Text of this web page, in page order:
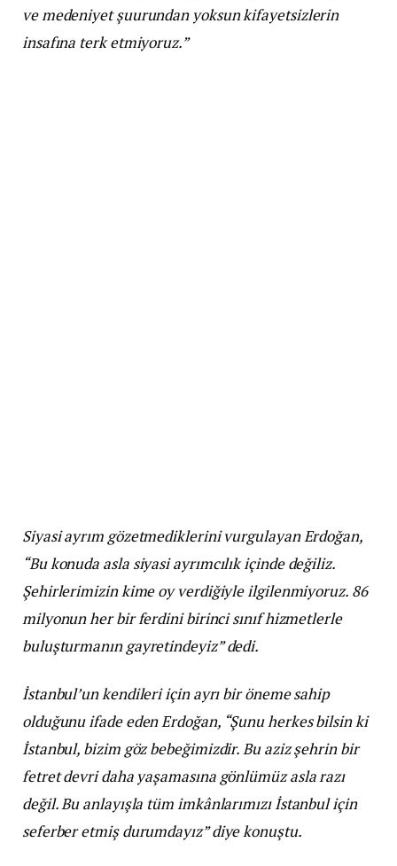
ve medeniyet şuurundan yoksun kifayetsizlerin
insafına terk etmiyoruz.”
Siyasi ayrım gözetmediklerini vurgulayan Erdoğan,
“Bu konuda asla siyasi ayrımcılık içinde değiliz.
Şehirlerimizin kime oy verdiğiyle ilgilenmiyoruz. 86
milyonun her bir ferdini birinci sınıf hizmetlerle
buluşturmanın gayretindeyiz” dedi.
İstanbul’un kendileri için ayrı bir öneme sahip
olduğunu ifade eden Erdoğan, “Şunu herkes bilsin ki
İstanbul, bizim göz bebeğimizdir. Bu aziz şehrin bir
fetret devri daha yaşamasına gönlümüz asla razı
değil. Bu anlayışla tüm imkânlarımızı İstanbul için
seferber etmiş durumdayız” diye konuştu.